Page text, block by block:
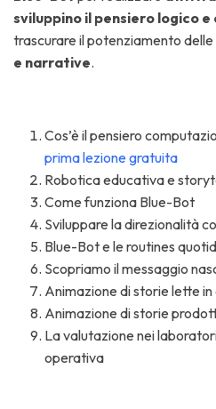
sviluppino il pensiero logico
trascurare il potenziamento delle
e narrative.
Cos’è il pensiero
prima lezione gratuita
Robotica educativa e
Come funziona Blue-Bot
Sviluppare la direzionalità
Blue-Bot e le routines
Scopriamo il messaggio
Animazione di storie lette in
Animazione di storie
La valutazione nei
operativa